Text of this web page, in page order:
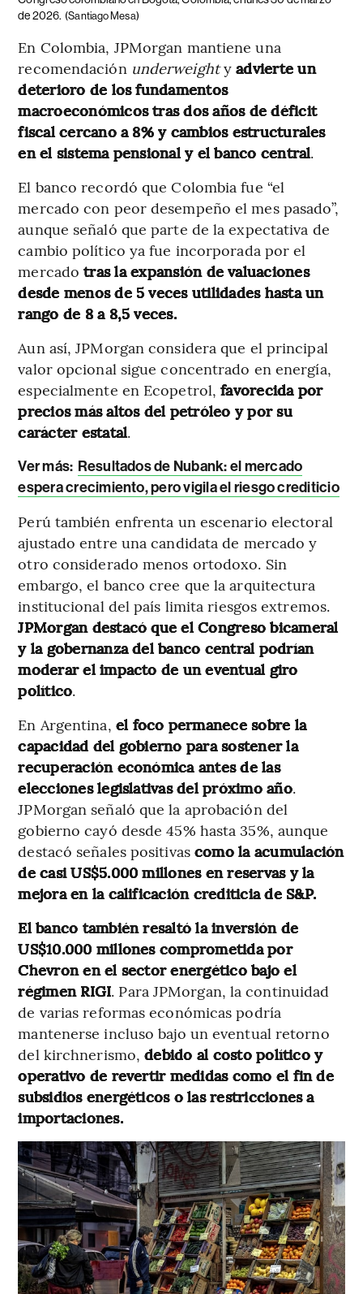
de 2026. (Santiago Mesa)
En Colombia, JPMorgan mantiene una
recomendación underweightyadvierte un
deterioro de los fundamentos
macroeconómicos tras dos años de déficit
fiscal cercano a 8% y cambios estructurales
en el sistema pensional y el banco central.
El banco recordó que Colombia fue “el
mercado con peor desempeño el mes pasado”,
aunque señaló que parte de la expectativa de
cambio político ya fue incorporada por el
mercadotras la expansión de valuaciones
desde menos de 5 veces utilidades hasta un
rango de 8 a 8,5 veces.
Aun así, JPMorgan considera que el principal
valor opcional sigue concentrado en energía,
especialmente en Ecopetrol,favorecida por
precios más altos del petróleo y por su
carácter estatal.
Ver más: Resultados de Nubank: el mercado
espera crecimiento, pero vigila el riesgo crediticio
Perú también enfrenta un escenario electoral
ajustado entre una candidata de mercado y
otro considerado menos ortodoxo. Sin
embargo, el banco cree que la arquitectura
institucional del país limita riesgos extremos.
JPMorgan destacó que el Congreso bicameral
y la gobernanza del banco central podrían
moderar el impacto de un eventual giro
político.
En Argentina, el foco permanece sobre la
capacidad del gobierno para sostener la
recuperación económica antes de las
elecciones legislativas del próximo año.
JPMorgan señaló que la aprobación del
gobierno cayó desde 45% hasta 35%, aunque
destacó señales positivas como la acumulación
de casi US$5.000 millones en reservas y la
mejora en la calificación crediticia de S&P.
El banco también resaltó la inversión de
US$10.000 millones comprometida por
Chevron en el sector energético bajo el
régimen RIGI. Para JPMorgan, la continuidad
de varias reformas económicas podría
mantenerse incluso bajo un eventual retorno
del kirchnerismo,debido al costo político y
operativo de revertir medidas como el fin de
subsidios energéticos o las restricciones a
importaciones.